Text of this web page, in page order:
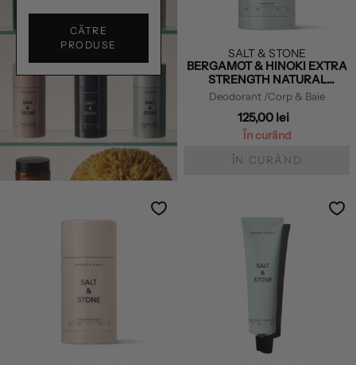
CĂTRE
PRODUSE
SALT & STONE
BERGAMOT & HINOKI EXTRA
STRENGTH NATURAL
DEODORANT
Deodorant /Corp & Baie
125,00 lei
În curând
ÎN CURÂND